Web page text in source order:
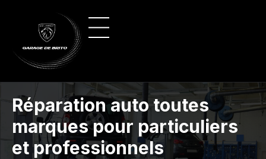
Réparation auto toutes
marques pour particuliers
et professionnels